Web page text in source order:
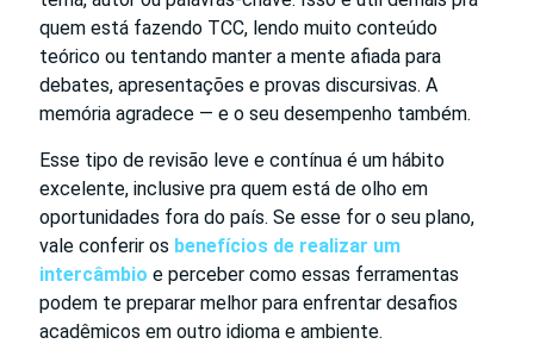
quem está fazendo TCC, lendo muito conteúdo
teórico ou tentando manter a mente afiada para
debates, apresentações e provas discursivas. A
memória agradece — e o seu desempenho também.
Esse tipo de revisão leve e contínua é um hábito
excelente, inclusive pra quem está de olho em
oportunidades fora do país. Se esse for o seu plano,
vale conferir os benefícios de realizar um
intercâmbio e perceber como essas ferramentas
podem te preparar melhor para enfrentar desafios
acadêmicos em outro idioma e ambiente.